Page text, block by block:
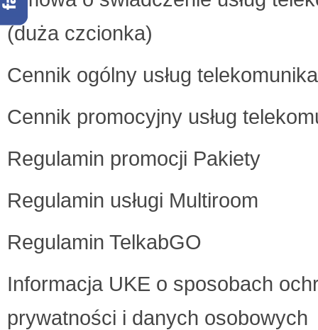
(duża czcionka)
Cennik ogólny usług
Cennik promocyjny usług
Regulamin promocji Pakiety
Regulamin usługi Multiroom
Regulamin TelkabGO
Informacja UKE o sposobach
prywatności i danych osobowych